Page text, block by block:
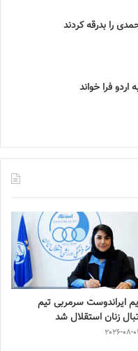
را بدرقه کردند
ایراندوست سرمربی تیم
زنان استقلال شد
2026-08-01